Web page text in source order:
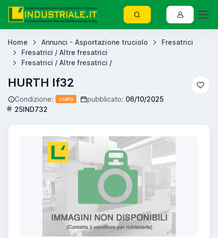
Home Annunci - Asportazione truciolo
Fresatrici
Fresatrici / Altre fresatrici
Fresatrici / Altre fresatrici /
HURTH lf32
Condizione: usato pubblicato: 06/10/2025
25IND732